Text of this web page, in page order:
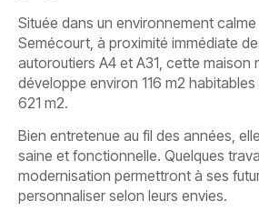
Située dans un environnement
Semécourt, à proximité immédiate
autoroutiers A4 et A31, cette maison
développe environ 116 m2
621 m2.
Bien entretenue au fil des années,
saine et fonctionnelle. Quelques
modernisation permettront à ses
personnaliser selon leurs envies.